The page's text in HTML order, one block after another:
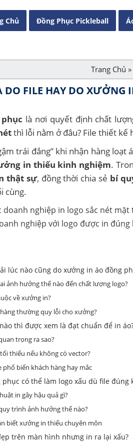
Chủ Đồng Phục Pickleball
Trang Chủ »
DO FILE HAY DO XƯỞNG
là nơi quyết định chất
thì lỗi nằm ở đâu? File thiết kế
trái đắng” khi nhận hàng loạt
in thiếu kinh nghiệm.
thật sự, đồng thời chia sẻ bí
cùng.
nghiệp với logo được in đúng
lúc nào cũng do xưởng in áo đồng
ảnh hưởng thế nào đến chất lượng logo?
về xưởng in?
thường quy lỗi cho xưởng?
thì được xem là đạt chuẩn để in
trọng ra sao?
thiểu nếu không có vector?
phổ biến khách hàng hay mắc
có thể làm logo xấu dù file đúng
in gây hậu quả gì?
trình ảnh hưởng thế nào?
biết xưởng in thiếu chuyên môn
trên màn hình nhưng in ra lại xấu?